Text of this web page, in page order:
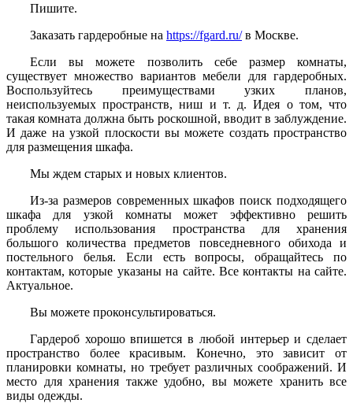
Пишите.
Заказать гардеробные на https://fgard.ru/в Москве.
Если вы можете позволить себе размер комнаты,
существует множество вариантов мебели для гардеробных.
Воспользуйтесь преимуществами узких планов,
неиспользуемых пространств, ниш и т. д. Идея о том, что
такая комната должна быть роскошной, вводит в заблуждение.
И даже на узкой плоскости вы можете создать пространство
для размещения шкафа.
Мы ждем старых и новых клиентов.
Из-за размеров современных шкафов поиск подходящего
шкафа для узкой комнаты может эффективно решить
проблему использования пространства для хранения
большого количества предметов повседневного обихода и
постельного белья. Если есть вопросы, обращайтесь по
контактам, которые указаны на сайте. Все контакты на сайте.
Актуальное.
Вы можете проконсультироваться.
Гардероб хорошо впишется в любой интерьер и сделает
пространство более красивым. Конечно, это зависит от
планировки комнаты, но требует различных соображений. И
место для хранения также удобно, вы можете хранить все
виды одежды.